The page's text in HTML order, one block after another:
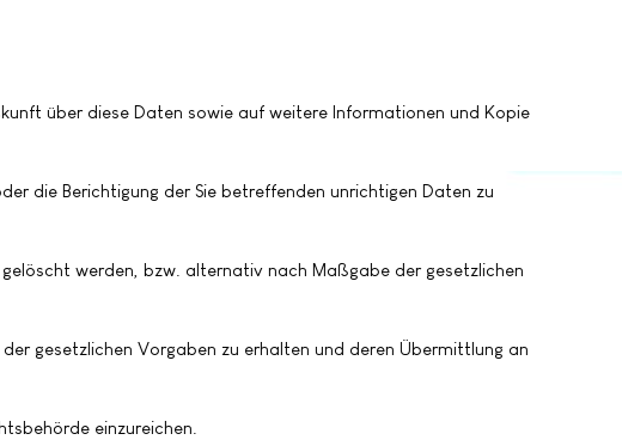
über diese Daten sowie auf weitere Informationen und Kopie
die Berichtigung der Sie betreffenden unrichtigen Daten zu
werden, bzw. alternativ nach Maßgabe der gesetzlichen
gesetzlichen Vorgaben zu erhalten und deren Übermittlung an
einzureichen.